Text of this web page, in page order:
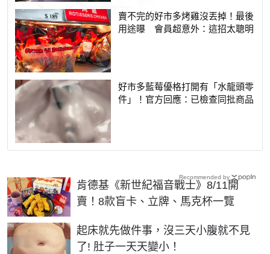
賣不完的好市多烤雞沒丟掉！最後
用途曝 會員超意外：這招太聰明
好市多藍莓優格打開有「水龍頭零
件」！官方回應：已檢查同批商品
肯德基《新世紀福音戰士》8/11開
賣！8款盲卡、立牌、馬克杯一覽
起床就先做件事，沒三天小腹就不見
了! 肚子一天天變小！
PR
Recommended by